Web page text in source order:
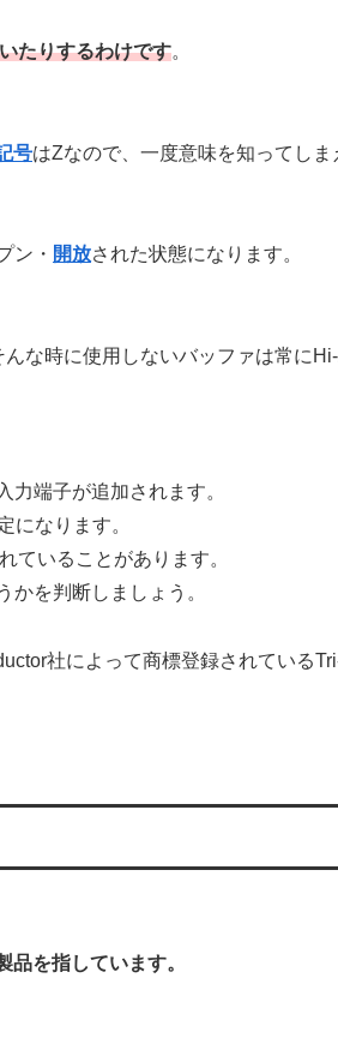
たりするわけです。
号はZなので、一度意味を知ってしま
ン・ 開放された状態になります。
な時に使用しないバッファは常に
端子が追加されます。
になります。
ていることがあります。
を判断しましょう。
社によって商標登録されている
を指しています。